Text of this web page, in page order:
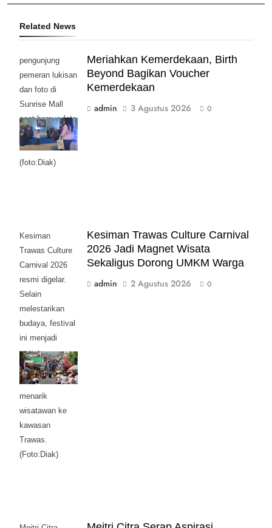
Related News
pengunjung
pemeran lukisan
dan foto di
Sunrise Mall
saat bersua foto
bersama Moge
Klasik.
(foto:Diak)
Meriahkan Kemerdekaan, Birth
Beyond Bagikan Voucher
Kemerdekaan
admin
3 Agustus 2026 0
Kesiman
Trawas Culture
Carnival 2026
resmi digelar.
Selain
melestarikan
budaya, festival
ini menjadi
upaya
menggerakkan
UMKM dan
menarik
wisatawan ke
kawasan
Trawas.
(Foto:Diak)
Kesiman Trawas Culture Carnival
2026 Jadi Magnet Wisata
Sekaligus Dorong UMKM Warga
admin
2 Agustus 2026 0